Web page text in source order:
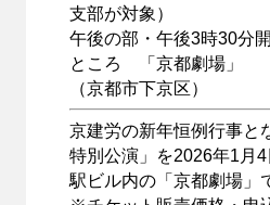
支部が対象）
午後の部・午後3時30分
ところ 「京都劇場」
（京都市下京区）
京建労の新年恒例行事と
特別公演」を2026年1月
駅ビル内の「京都劇場」